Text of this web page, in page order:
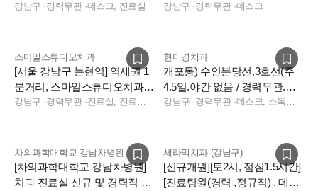
강남구 ·경력무관·데스크, 진료실 강남구 ·경력무관·데스크
스마일스튜디오치과
[서울 강남구 논현역] 역세권 1
분거리, 스마일스튜디오치과에
서 진료실선생님을 모십니다 :)
강남구 ·경력무관· 진료실, 진료팀장, 실장
현미경치과
개포동) 수인분당선,3호선(주
4.5일.야간 없음 / 경력무관.나
이무관) 정규직 구인합니다
강남구 ·경력무관· 데스크, 소독실, 진료실
차의과학대학교 강남차병원
[차의과학대학교 강남차병원]
치과 진료실 신규 및 경력직 채
세라믹치과 (강남구)
[신규개원][토2시, 점심1.5시간]
[진료팀원(경력 ,정규직) , 데스